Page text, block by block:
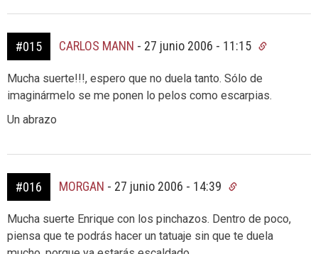
#015 CARLOS MANN - 27 junio 2006 - 11:15
Mucha suerte!!!, espero que no duela tanto. Sólo de
imaginármelo se me ponen lo pelos como escarpias.
Un abrazo
#016 MORGAN - 27 junio 2006 - 14:39
Mucha suerte Enrique con los pinchazos. Dentro de poco,
piensa que te podrás hacer un tatuaje sin que te duela